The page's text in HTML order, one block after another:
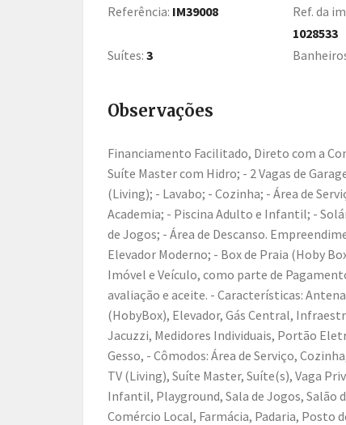
Referência: IM39008 Ref. da
1028533
Suítes: 3
Observações
Financiamento Facilitado, Direto com a Construtora! em 60xApartamento com: - 3 Suítes, sendo: - 1
Suíte Master com Hidro; - 2 Vagas de
(Living); - Lavabo; - Cozinha; - Área de
Academia; - Piscina Adulto e Infantil; -
de Jogos; - Área de Descanso.
Elevador Moderno; - Box de Praia (Hoby
Imóvel e Veículo, como parte de
avaliação e aceite. - Características:
(HobyBox), Elevador, Gás Central,
Jacuzzi, Medidores Individuais, Portão
Gesso, - Cômodos: Área de Serviço,
TV (Living), Suíte Master, Suíte(s), Vaga
Infantil, Playground, Sala de Jogos, Salão
Comércio Local, Farmácia, Padaria, Posto